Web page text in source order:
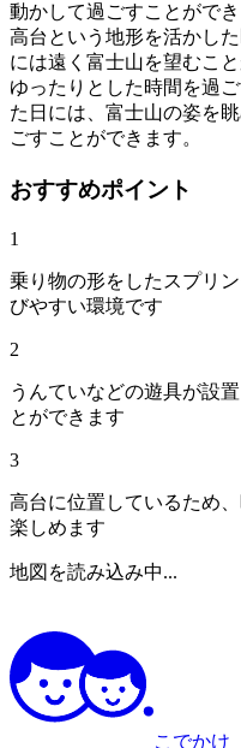
動かして過ごすことがで
高台という地形を活かし
には遠く富士山を望むこ
ゆったりとした時間を過
た日には、富士山の姿を
ごすことができます。
おすすめポイント
1
乗り物の形をしたスプリ
びやすい環境です
2
うんていなどの遊具が設
とができます
3
高台に位置しているため
楽しめます
地図を読み込み中...
こでかけ